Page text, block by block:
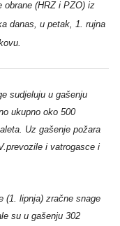
obrane (HRZ i PZO) iz
danas, u petak, 1. rujna
sudjeluju u gašenju
ukupno oko 500
Uz gašenje požara
i vatrogasce i
(1. lipnja) zračne snage
su u gašenju 302